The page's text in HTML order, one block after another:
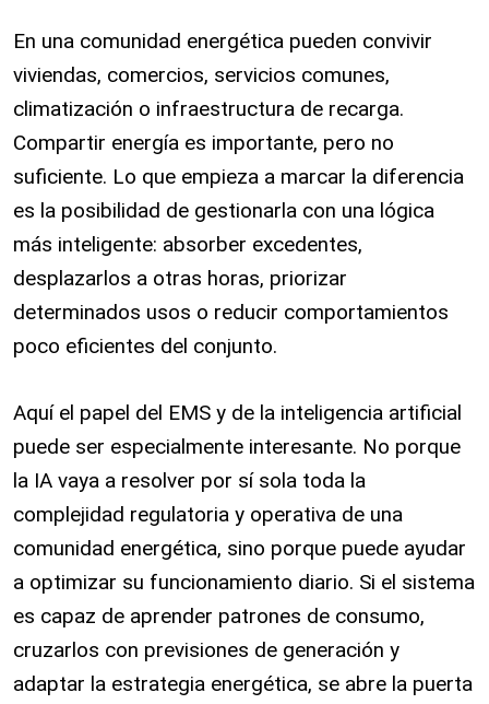
En una comunidad energética pueden convivir
viviendas, comercios, servicios comunes,
climatización o infraestructura de recarga.
Compartir energía es importante, pero no
suficiente. Lo que empieza a marcar la diferencia
es la posibilidad de gestionarla con una lógica
más inteligente: absorber excedentes,
desplazarlos a otras horas, priorizar
determinados usos o reducir comportamientos
poco eficientes del conjunto.
Aquí el papel del EMS y de la inteligencia artificial
puede ser especialmente interesante. No porque
la IA vaya a resolver por sí sola toda la
complejidad regulatoria y operativa de una
comunidad energética, sino porque puede ayudar
a optimizar su funcionamiento diario. Si el sistema
es capaz de aprender patrones de consumo,
cruzarlos con previsiones de generación y
adaptar la estrategia energética, se abre la puerta